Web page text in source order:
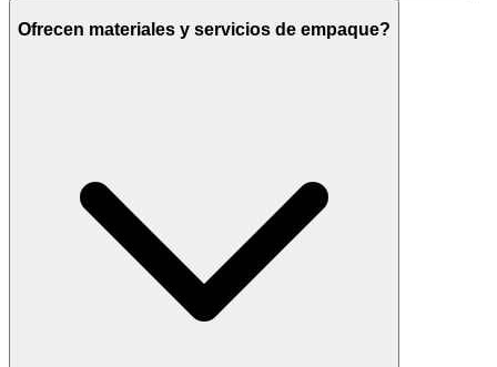
Ofrecen materiales y servicios de empaque?